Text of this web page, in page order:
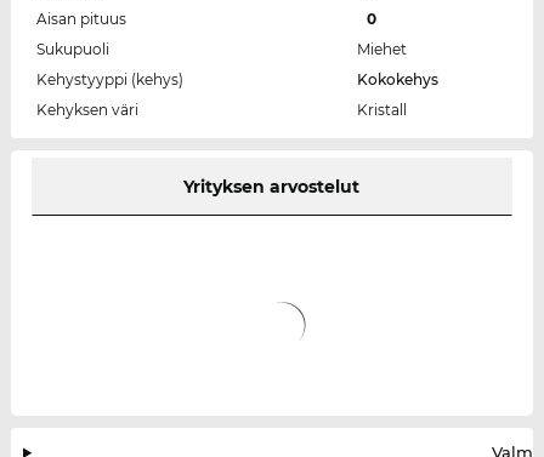
Aisan pituus
0
Sukupuoli
Miehet
Kehystyyppi (kehys)
Kokokehys
Kehyksen väri
Kristall
Yrityksen arvostelut